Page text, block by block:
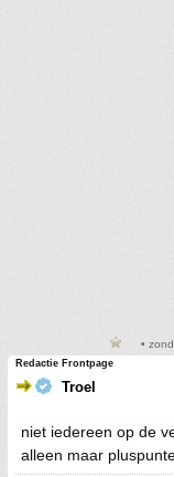
•
Redactie Frontpage
Troel
niet iedereen op de
alleen maar